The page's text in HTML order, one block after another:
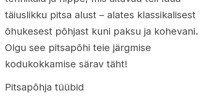
täiuslikku pitsa alust – alates klassikalisest
õhukesest põhjast kuni paksu ja kohevani.
Olgu see pitsapõhi teie järgmise
kodukokkamise särav täht!
Pitsapõhja tüübid